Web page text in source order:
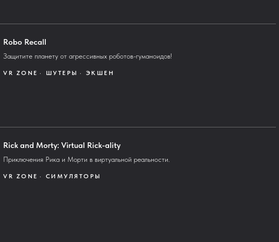
Robo Recall
Защитите планету от агрессивных роботов-гуманоидов!
VR ZONE ШУТЕРЫ ЭКШЕН
Rick and Morty: Virtual Rick-ality
Приключения Рика и Морти в виртуальной реальности.
VR ZONE СИМУЛЯТОРЫ